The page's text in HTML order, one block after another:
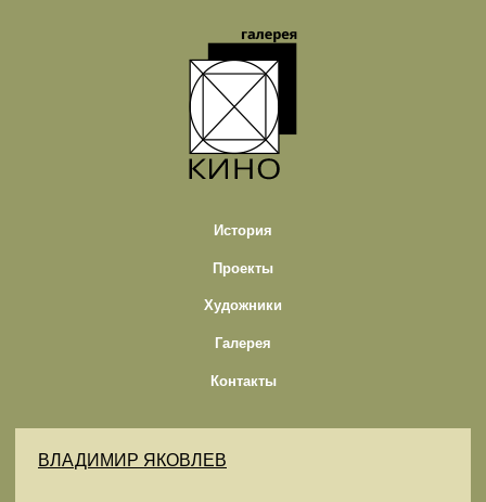
История
Проекты
Художники
Галерея
Контакты
ВЛАДИМИР ЯКОВЛЕВ